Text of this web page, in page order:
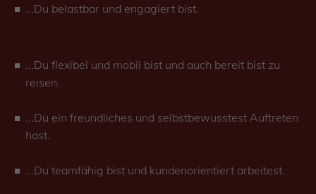
...Du belastbar und engagiert bist.
...Du flexibel und mobil bist und auch bereit bist zu
reisen.
...Du ein freundliches und selbstbewusstest Auftreten
hast.
...Du teamfähig bist und kundenorientiert arbeitest.